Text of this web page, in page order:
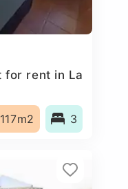
for rent in La
117m2 3